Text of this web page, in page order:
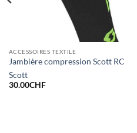
ACCESSOIRES TEXTILE
Jambière compression Scott RC
Scott
30.00CHF